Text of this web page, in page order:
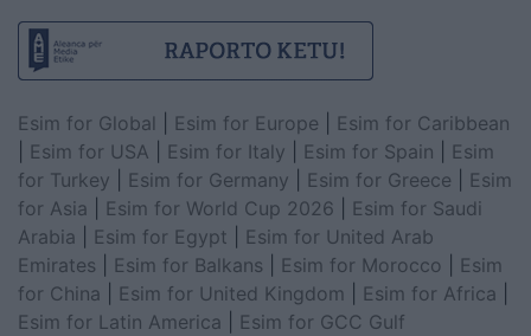
Esim for Global Esim for Europe
Esim for Caribbean
Esim for USA Esim for Italy Esim for Spain
Esim
for Turkey
Esim for Germany Esim for Greece
Esim
for Asia
Esim for World Cup 2026
Esim for Saudi
Arabia
Esim for Egypt
Esim for United Arab
Emirates
Esim for Balkans Esim for Morocco
Esim
for China
Esim for United Kingdom Esim for Africa
Esim for Latin America
Esim for GCC Gulf